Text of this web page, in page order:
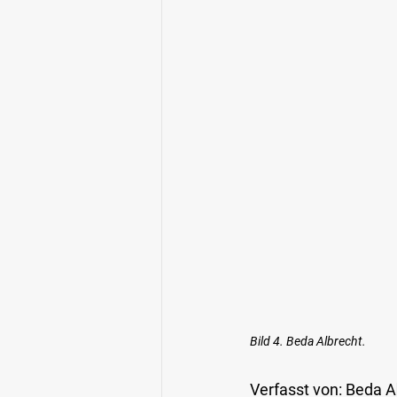
Bild 4. Beda Albrecht.
Verfasst von: Beda